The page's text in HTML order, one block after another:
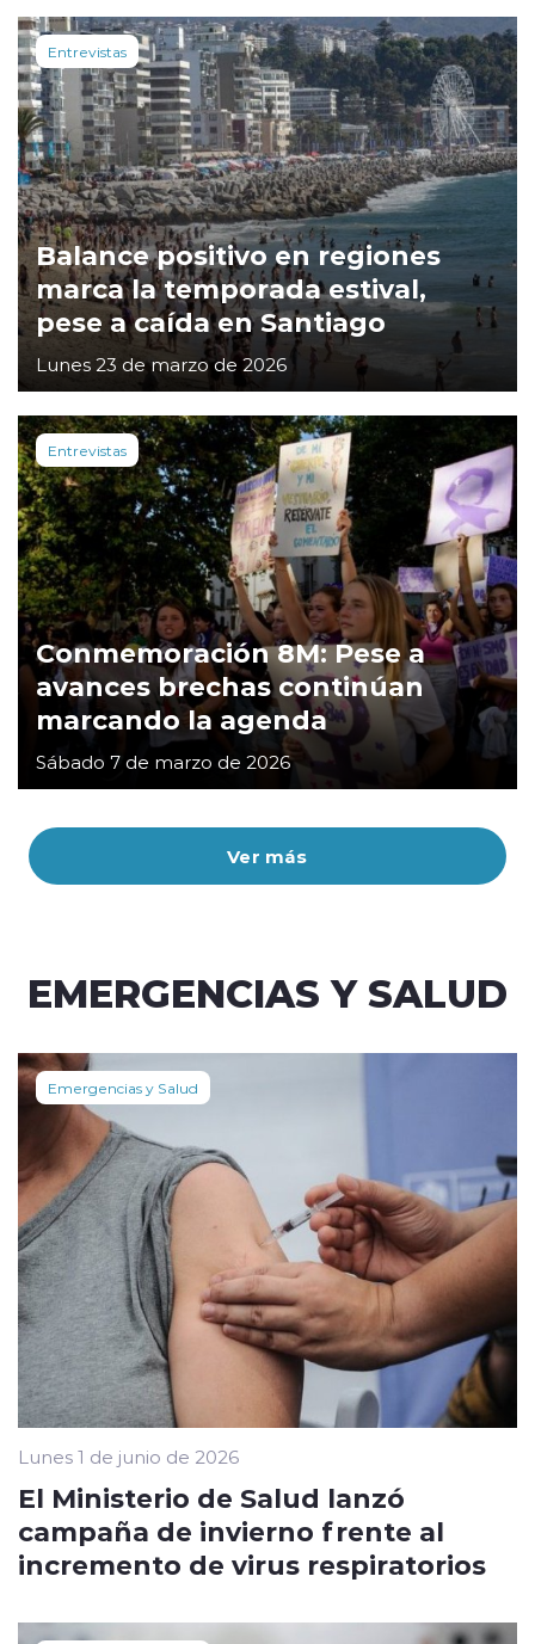
Ver más
Entrevistas
Balance positivo en regiones
marca la temporada estival,
pese a caída en Santiago
Lunes 23 de marzo de 2026
Entrevistas
Conmemoración 8M: Pese a
avances brechas continúan
marcando la agenda
Sábado 7 de marzo de 2026
EMERGENCIAS Y SALUD
Emergencias y Salud
Lunes 1 de junio de 2026
El Ministerio de Salud lanzó
campaña de invierno frente al
incremento de virus respiratorios